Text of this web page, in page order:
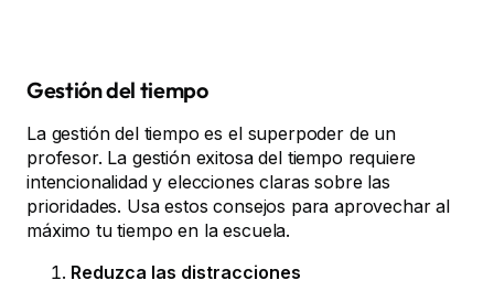
Gestión del tiempo
La gestión del tiempo es el superpoder de un
profesor. La gestión exitosa del tiempo requiere
intencionalidad y elecciones claras sobre las
prioridades. Usa estos consejos para aprovechar al
máximo tu tiempo en la escuela.
Reduzca las distracciones